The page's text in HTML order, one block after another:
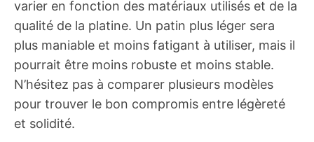
varier en fonction des matériaux utilisés et de la
qualité de la platine. Un patin plus léger sera
plus maniable et moins fatigant à utiliser, mais il
pourrait être moins robuste et moins stable.
N’hésitez pas à comparer plusieurs modèles
pour trouver le bon compromis entre légèreté
et solidité.